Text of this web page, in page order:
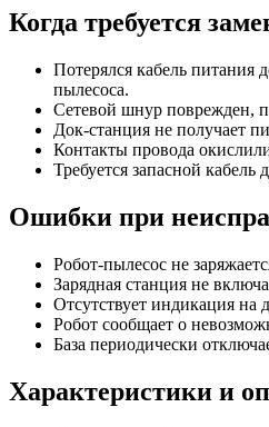
Когда требуется
Потерялся кабель питания
пылесоса.
Сетевой шнур поврежден,
Док-станция не получает
Контакты провода
Требуется запасной кабель
Ошибки при
Робот-пылесос не
Зарядная станция не
Отсутствует индикация на
Робот сообщает о
База периодически
Характеристики и